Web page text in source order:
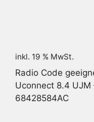
inkl. 19 % MwSt.
Radio Code
Uconnect 8.4 UJM
68428584AC